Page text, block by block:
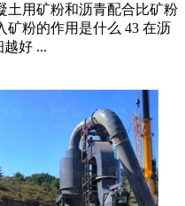
土用矿粉和沥青配合比矿粉
矿粉的作用是什么 43 在沥
好 ...